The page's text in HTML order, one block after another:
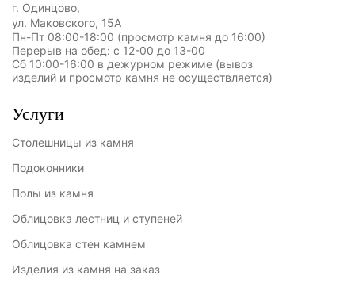
г. Одинцово,
ул. Маковского, 15А
Пн-Пт 08:00-18:00 (просмотр камня до 16:00)
Перерыв на обед: с 12-00 до 13-00
Сб 10:00-16:00 в дежурном режиме (вывоз
изделий и просмотр камня не осуществляется)
Услуги
Столешницы из камня
Подоконники
Полы из камня
Облицовка лестниц и ступеней
Облицовка стен камнем
Изделия из камня на заказ